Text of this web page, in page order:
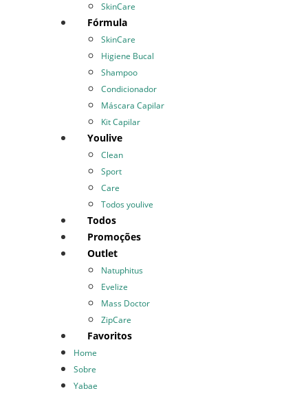
SkinCare
Fórmula
SkinCare
Higiene Bucal
Shampoo
Condicionador
Máscara Capilar
Kit Capilar
Youlive
Clean
Sport
Care
Todos youlive
Todos
Promoções
Outlet
Natuphitus
Evelize
Mass Doctor
ZipCare
Favoritos
Home
Sobre
Yabae